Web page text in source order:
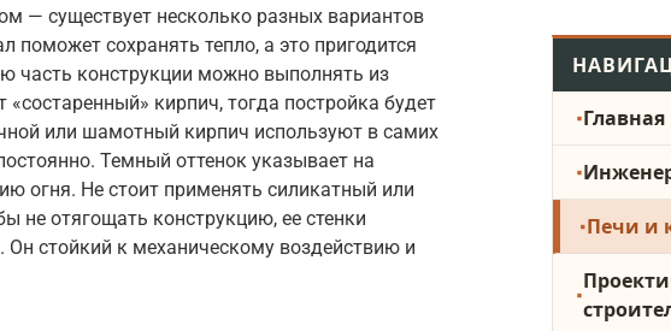
— существует несколько разных вариантов
поможет сохранять тепло, а это пригодится
часть конструкции можно выполнять из
кирпич, тогда постройка будет
или шамотный кирпич используют в самих
Темный оттенок указывает на
огня. Не стоит применять силикатный или
не отягощать конструкцию, ее стенки
стойкий к механическому воздействию и
Главная
Печи и